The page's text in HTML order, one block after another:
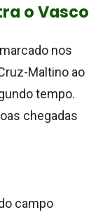
o Vasco
nos
Maltino ao
tempo.
chegadas
campo